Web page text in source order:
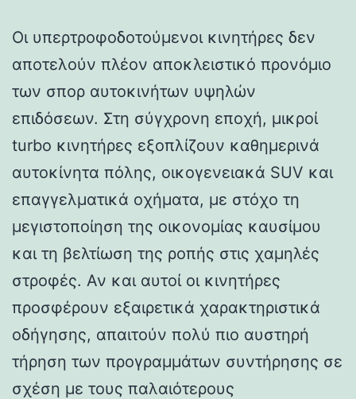
Οι υπερτροφοδοτούμενοι κινητήρες δεν
αποτελούν πλέον αποκλειστικό προνόμιο
των σπορ αυτοκινήτων υψηλών
επιδόσεων. Στη σύγχρονη εποχή, μικροί
turbo κινητήρες εξοπλίζουν καθημερινά
αυτοκίνητα πόλης, οικογενειακά SUV και
επαγγελματικά οχήματα, με στόχο τη
μεγιστοποίηση της οικονομίας καυσίμου
και τη βελτίωση της ροπής στις χαμηλές
στροφές. Αν και αυτοί οι κινητήρες
προσφέρουν εξαιρετικά χαρακτηριστικά
οδήγησης, απαιτούν πολύ πιο αυστηρή
τήρηση των προγραμμάτων συντήρησης σε
σχέση με τους παλαιότερους